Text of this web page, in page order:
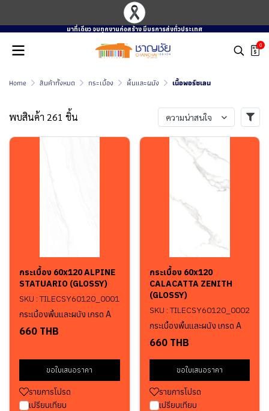
มาที่เดียว จบทุกงานก่อสร้าง มีบรการส่งทั่วประเทศ
0
Home สินค้าทั้งหมด กระเบื้อง พื้นและผนัง เนื้อพอร์ซเลน
พบสินค้า 261 ชิ้น ความน่าสนใจ
กระเบื้อง 60x120 ALPINE
STATUARIO (GLOSSY)
SKU : TILECSY60120_0001
กระเบื้องพื้นและผนัง เกรด A
660 THB
ขอใบเสนอราคา
รายการโปรด
เปรียบเทียบ
กระเบื้อง 60x120
CALACATTA ZENITH
(GLOSSY)
SKU : TILECSY60120_0002
กระเบื้องพื้นและผนัง เกรด A
660 THB
ขอใบเสนอราคา
รายการโปรด
เปรียบเทียบ